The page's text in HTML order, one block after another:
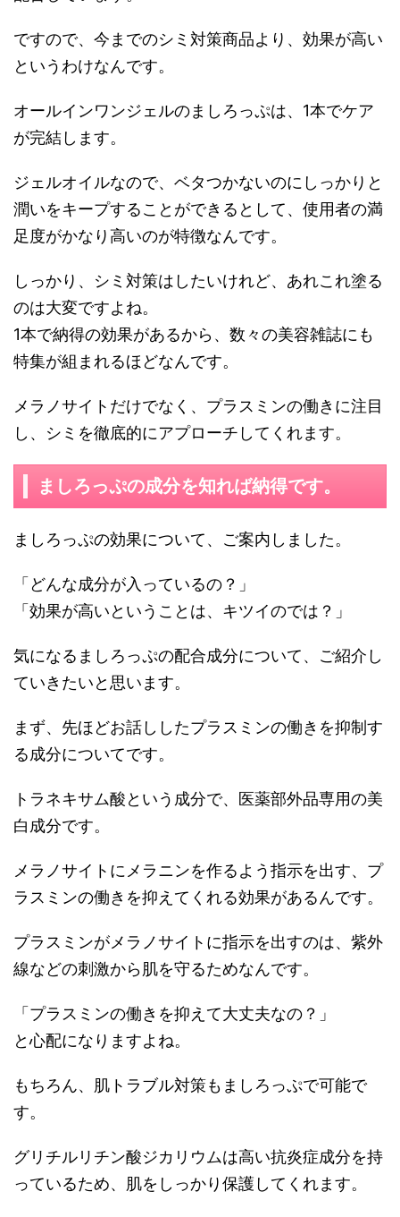
ですので、今までのシミ対策商品より、効果が高い
というわけなんです。
オールインワンジェルのましろっぷは、1本でケア
が完結します。
ジェルオイルなので、ベタつかないのにしっかりと
潤いをキープすることができるとして、使用者の満
足度がかなり高いのが特徴なんです。
しっかり、シミ対策はしたいけれど、あれこれ塗る
のは大変ですよね。
1本で納得の効果があるから、数々の美容雑誌にも
特集が組まれるほどなんです。
メラノサイトだけでなく、プラスミンの働きに注目
し、シミを徹底的にアプローチしてくれます。
ましろっぷの成分を知れば納得です。
ましろっぷの効果について、ご案内しました。
「どんな成分が入っているの？」
「効果が高いということは、キツイのでは？」
気になるましろっぷの配合成分について、ご紹介し
ていきたいと思います。
まず、先ほどお話ししたプラスミンの働きを抑制す
る成分についてです。
トラネキサム酸という成分で、医薬部外品専用の美
白成分です。
メラノサイトにメラニンを作るよう指示を出す、プ
ラスミンの働きを抑えてくれる効果があるんです。
プラスミンがメラノサイトに指示を出すのは、紫外
線などの刺激から肌を守るためなんです。
「プラスミンの働きを抑えて大丈夫なの？」
と心配になりますよね。
もちろん、肌トラブル対策もましろっぷで可能で
す。
グリチルリチン酸ジカリウムは高い抗炎症成分を持
っているため、肌をしっかり保護してくれます。